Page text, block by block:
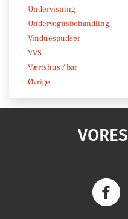
Undervisning
Undervognsbehandling
Vinduespudser
VVS
Værtshus / bar
Øvrige
VORES